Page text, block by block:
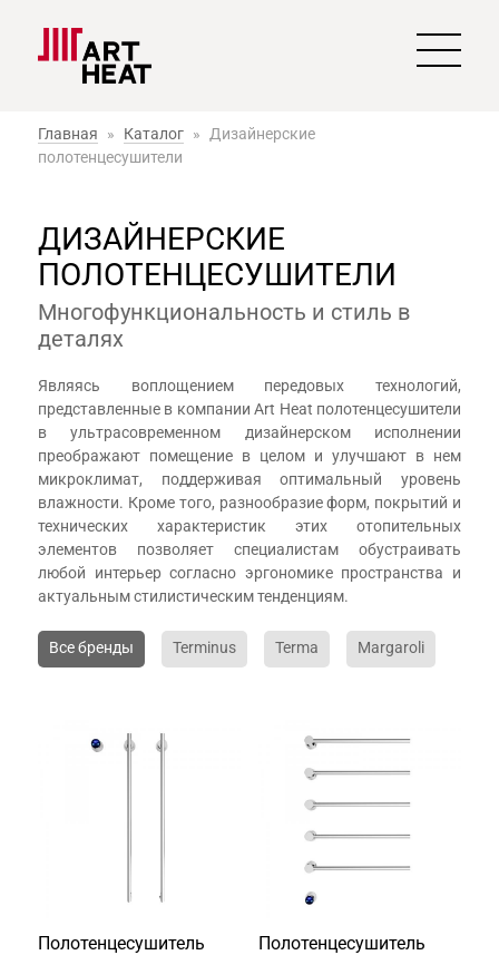
Главная » Каталог »
Дизайнерские
полотенцесушители
ДИЗАЙНЕРСКИЕ
ПОЛОТЕНЦЕСУШИТЕЛИ
Многофункциональность и стиль в
деталях
Являясь воплощением передовых технологий,
представленные в компании Art Heat полотенцесушители
в ультрасовременном дизайнерском исполнении
преображают помещение в целом и улучшают в нем
микроклимат, поддерживая оптимальный уровень
влажности. Кроме того, разнообразие форм, покрытий и
технических характеристик этих отопительных
элементов позволяет специалистам обустраивать
любой интерьер согласно эргономике пространства и
актуальным стилистическим тенденциям.
Все бренды Terminus Terma Margaroli
Полотенцесушитель
Полотенцесушитель